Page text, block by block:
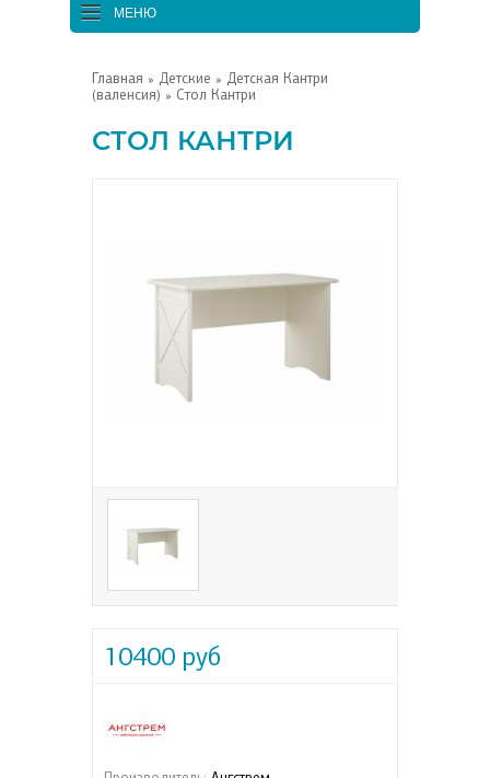
МЕНЮ
Главная » Детские » Детская Кантри
(валенсия) » Стол Кантри
СТОЛ КАНТРИ
10400 руб